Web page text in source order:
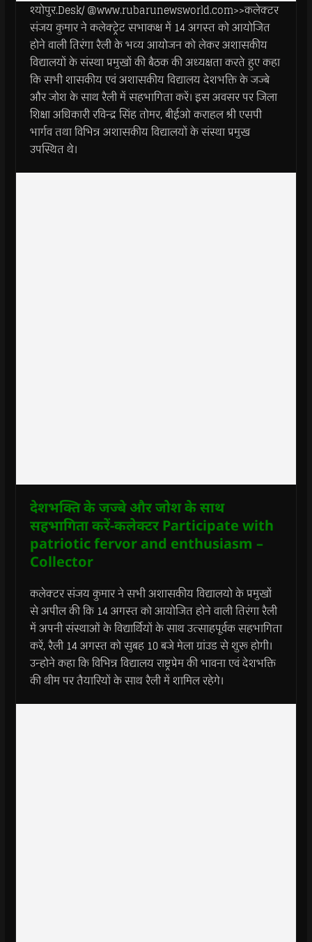
श्योपुर.Desk/ @www.rubarunewsworld.com>>कलेक्टर
संजय कुमार ने कलेक्ट्रेट सभाकक्ष में 14 अगस्त को आयोजित
होने वाली तिरंगा रैली के भव्य आयोजन को लेकर अशासकीय
विद्यालयों के संस्था प्रमुखों की बैठक की अध्यक्षता करते हुए कहा
कि सभी शासकीय एवं अशासकीय विद्यालय देशभक्ति के जज्बे
और जोश के साथ रैली में सहभागिता करें। इस अवसर पर जिला
शिक्षा अधिकारी रविन्द्र सिंह तोमर, बीईओ कराहल श्री एसपी
भार्गव तथा विभिन्न अशासकीय विद्यालयों के संस्था प्रमुख
उपस्थित थे।
देशभक्ति के जज्बे और जोश के साथ
सहभागिता करें-कलेक्टर Participate with
patriotic fervor and enthusiasm –
Collector
कलेक्टर संजय कुमार ने सभी अशासकीय विद्यालयो के प्रमुखों
से अपील की कि 14 अगस्त को आयोजित होने वाली तिरंगा रैली
में अपनी संस्थाओं के विद्यार्थियों के साथ उत्साहपूर्वक सहभागिता
करें, रैली 14 अगस्त को सुबह 10 बजे मेला ग्रांउड से शुरू होगी।
उन्होने कहा कि विभिन्न विद्यालय राष्ट्रप्रेम की भावना एवं देशभक्ति
की थीम पर तैयारियों के साथ रैली में शामिल रहेगे।